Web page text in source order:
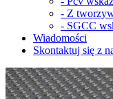
- Z
- SGCC
Wiadomości
Skontaktuj się z